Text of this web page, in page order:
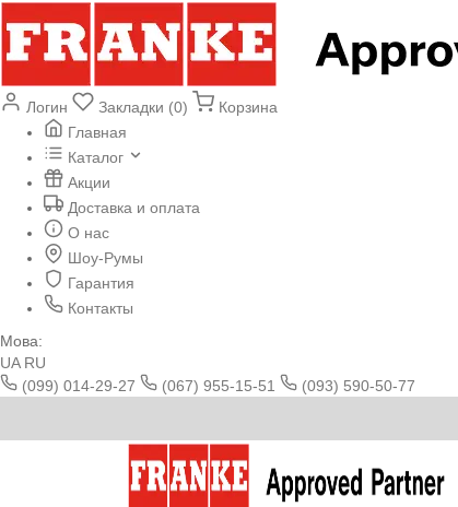
Логин Закладки (0)
Корзина
Главная
Каталог
Акции
Доставка и оплата
О нас
Шоу-Румы
Гарантия
Контакты
Мова:
UA RU
(099) 014-29-27
(067) 955-15-51
(093) 590-50-77